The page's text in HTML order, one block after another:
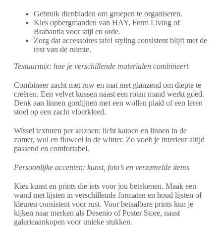
Gebruik dienbladen om groepen te organiseren.
Kies opbergmanden van HAY, Ferm Living of
Brabantia voor stijl en orde.
Zorg dat accessoires tafel styling consistent blijft met de
rest van de ruimte.
Textuurmix: hoe je verschillende materialen combineert
Combineer zacht met ruw en mat met glanzend om diepte te
creëren. Een velvet kussen naast een rotan mand werkt goed.
Denk aan linnen gordijnen met een wollen plaid of een leren
stoel op een zacht vloerkleed.
Wissel texturen per seizoen: licht katoen en linnen in de
zomer, wol en fluweel in de winter. Zo voelt je interieur altijd
passend en comfortabel.
Persoonlijke accenten: kunst, foto’s en verzamelde items
Kies kunst en prints die iets voor jou betekenen. Maak een
wand met lijsten in verschillende formaten en houd lijsten of
kleuren consistent voor rust. Voor betaalbare prints kun je
kijken naar merken als Desenio of Poster Store, naast
galerieaankopen voor unieke stukken.